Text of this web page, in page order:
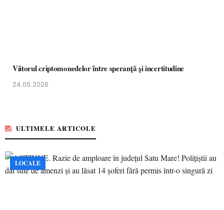
Viitorul criptomonedelor între speranță și incertitudine
24.05.2026
ULTIMELE ARTICOLE
LOCALE